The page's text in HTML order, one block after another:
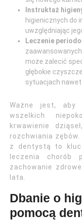
Instruktaż
higienicznych do
uwzględniając
Leczenie
może zalecić
głębokie
sytuacjach nawet
Ważne jest, aby
wszelkich
krwawienie
rozchwiania
z dentystą to
leczenia chorób
zachowanie
lata.
Dbanie o
pomocą